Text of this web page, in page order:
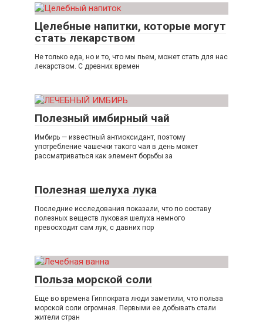
Целебные напитки, которые могут
стать лекарством
Не только еда, но и то, что мы пьем, может стать для нас
лекарством. С древних времен
Полезный имбирный чай
Имбирь — известный антиоксидант, поэтому
употребление чашечки такого чая в день может
рассматриваться как элемент борьбы за
Полезная шелуха лука
Последние исследования показали, что по составу
полезных веществ луковая шелуха немного
превосходит сам лук, с давних пор
Польза морской соли
Еще во времена Гиппократа люди заметили, что польза
морской соли огромная. Первыми ее добывать стали
жители стран